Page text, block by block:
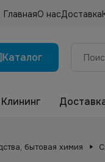
ГлавнаяО насДоставка
Каталог
Клининг
бытовая химия